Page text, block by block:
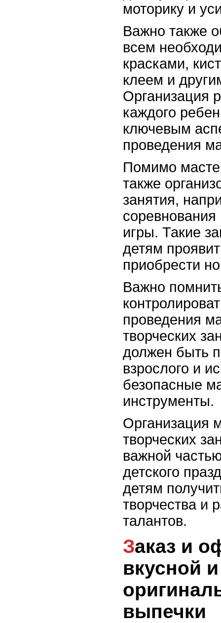
моторику и
Важно также
всем
красками,
клеем и
Организация
каждого
ключевым
проведения
Помимо
также
занятия,
игры. Такие
детям
приобрести
Важно
проведения
творческих
должен быть
взрослого и
безопасные
инструменты.
Организация
творческих
важной
детского
детям
творчества и
талантов.
Заказ и оформление
вкусной и
выпечки